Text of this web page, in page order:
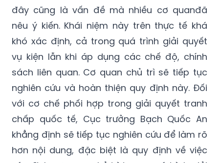
đây cũng là vấn đề mà nhiều cơ quanđã
nêu ý kiến. Khái niệm này trên thực tế khá
khó xác định, cả trong quá trình giải quyết
vụ kiện lẫn khi áp dụng các chế độ, chính
sách liên quan. Cơ quan chủ trì sẽ tiếp tục
nghiên cứu và hoàn thiện quy định này. Đối
với cơ chế phối hợp trong giải quyết tranh
chấp quốc tế, Cục trưởng Bạch Quốc An
khẳng định sẽ tiếp tục nghiên cứu để làm rõ
hơn nội dung, đặc biệt là quy định về việc